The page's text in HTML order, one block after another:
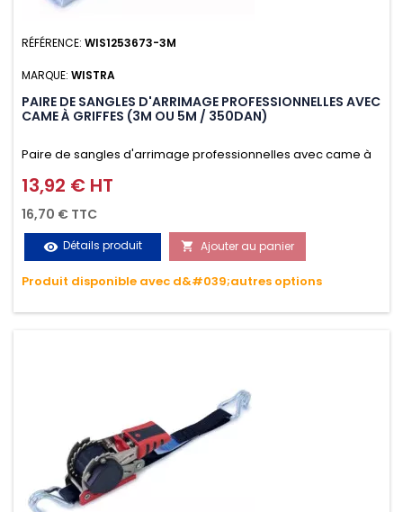
RÉFÉRENCE: WIS1253673-3M
MARQUE: WISTRA
PAIRE DE SANGLES D'ARRIMAGE PROFESSIONNELLES AVEC
CAME À GRIFFES (3M OU 5M / 350DAN)
Paire de sangles d'arrimage professionnelles avec came à
griffes (3M ou 5M / 350daN), simple et rapide d'utilisation.
Permet d'arrimer et de sécuriser vos chargements pendant
le transport. Matière polyester très résistante aux UV et aux
variations de températures, n'absorbe pas l'eau.
Prix
13,92 € HT
16,70 € TTC
visibility Détails produit  Ajouter au panier
Produit disponible avec d&#039;autres options